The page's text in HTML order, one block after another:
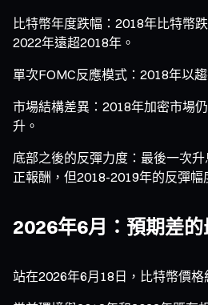
比特幣年度跌幅：2018年比特幣
2022年遠超2018年。
單次FOMC反應模式：2018年以
市場結構差異：2018年加密市場
升。
底部之後的反彈力度：最後一次
正報酬，但2018-2019年的反彈
2026年6月：預期差
站在2026年6月18日，比特幣價